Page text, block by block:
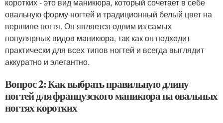
коротких - это вид маникюра, который сочетает в себе
овальную форму ногтей и традиционный белый цвет на
вершине ногтя. Он является одним из самых
популярных видов маникюра, так как он подходит
практически для всех типов ногтей и всегда выглядит
аккуратно и элегантно.
Вопрос 2: Как выбрать правильную длину
ногтей для французского маникюра на овальных
ногтях коротких